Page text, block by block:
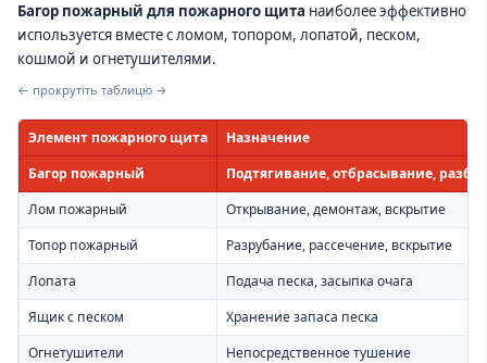
Багор пожарный для пожарного щита наиболее эффективно
используется вместе с ломом, топором, лопатой, песком,
кошмой и огнетушителями.
← прокрутіть таблицю →
Элемент пожарного щита
Назначение
Багор пожарный
Подтягивание, отбрасывание,
Лом пожарный
Открывание, демонтаж, вскрытие
Топор пожарный
Разрубание, рассечение, вскрытие
Лопата
Подача песка, засыпка очага
Ящик с песком
Хранение запаса песка
Огнетушители
Непосредственное тушение